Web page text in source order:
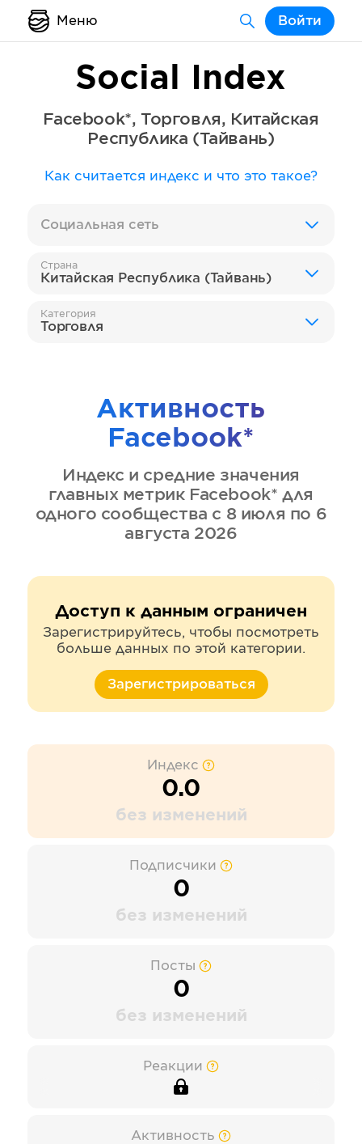
Меню Войти
Social Index
Facebook*, Торговля, Китайская
Республика (Тайвань)
Как считается индекс и что это такое?
Социальная сеть
Страна
Китайская Республика (Тайвань)
Категория
Торговля
Активность
Facebook*
Индекс и средние значения
главных метрик Facebook* для
одного сообщества с 8 июля по 6
августа 2026
Доступ к данным ограничен
Зарегистрируйтесь, чтобы посмотреть
больше данных по этой категории.
Зарегистрироваться
Индекс
0.0
без изменений
Подписчики
0
без изменений
Посты
0
без изменений
Реакции
Активность